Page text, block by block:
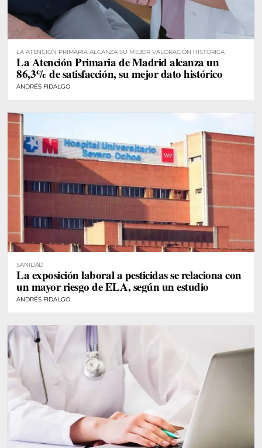
LA ATENCIÓN PRIMARIA ALCANZA SU MEJOR VALORACIÓN HISTÓRICA
La Atención Primaria de Madrid alcanza un
86,3% de satisfacción, su mejor dato histórico
ANDRÉS FIDALGO
SANIDAD
La exposición laboral a pesticidas se relaciona con
un mayor riesgo de ELA, según un estudio
ANDRÉS FIDALGO